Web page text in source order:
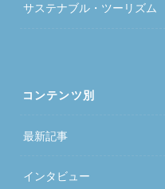
サステナブル・ツーリズム
コンテンツ別
最新記事
インタビュー